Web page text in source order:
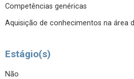
Competências genéricas
Aquisição de conhecimentos na área
Estágio(s)
Não